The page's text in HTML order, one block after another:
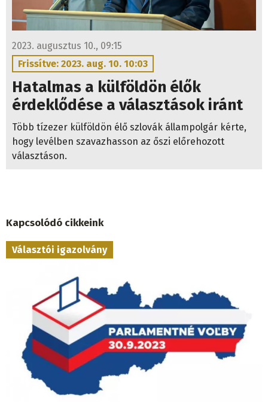
2023. augusztus 10., 09:15
Frissítve: 2023. aug. 10. 10:03
Hatalmas a külföldön élők
érdeklődése a választások iránt
Több tízezer külföldön élő szlovák állampolgár kérte,
hogy levélben szavazhasson az őszi előrehozott
választáson.
Kapcsolódó cikkeink
Választói igazolvány